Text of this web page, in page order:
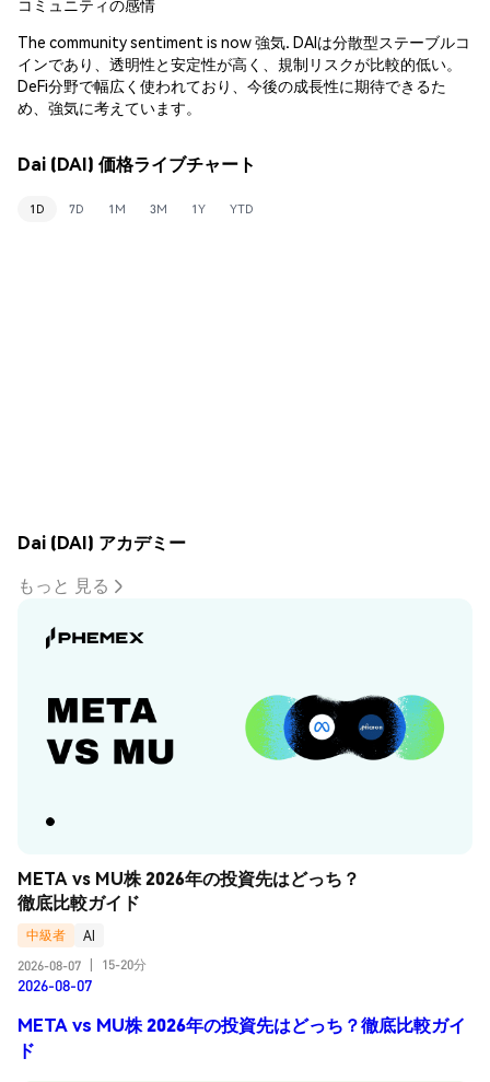
コミュニティの感情
The community sentiment is now 強気. DAIは分散型ステーブルコ
インであり、透明性と安定性が高く、規制リスクが比較的低い。
DeFi分野で幅広く使われており、今後の成長性に期待できるた
め、強気に考えています。
Dai (DAI) 価格ライブチャート
1D 7D 1M 3M 1Y YTD
Dai (DAI) アカデミー
もっと 見る
META vs MU株 2026年の投資先はどっち？
徹底比較ガイド
中級者
AI
2026-08-07
15-20分
2026-08-07
META vs MU株 2026年の投資先はどっち？徹底比較ガイ
ド